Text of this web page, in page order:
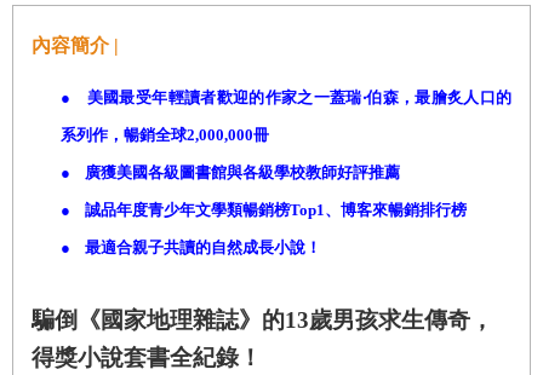
內容簡介 |
● 美國最受年輕讀者歡迎的作家之一蓋瑞‧伯森，最膾炙人口的
系列作，暢銷全球2,000,000冊
● 廣獲美國各級圖書館與各級學校教師好評推薦
● 誠品年度青少年文學類暢銷榜Top1 、博客來暢銷排行榜
● 最適合親子共讀的自然成長小說！
騙倒《國家地理雜誌》的13歲男孩求生傳奇，
得獎小說套書全紀錄！